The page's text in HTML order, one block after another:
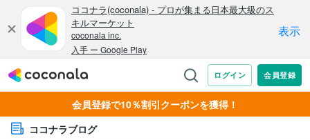
会員登録で10％割引クーポンを獲得！
ココナラブログ